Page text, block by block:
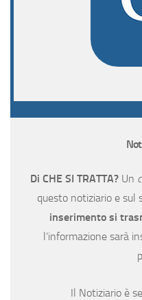
Di CHE SI TRATTA? Un
questo notiziario e sul
inserimento si
l’informazione sarà
Il Notiziario è